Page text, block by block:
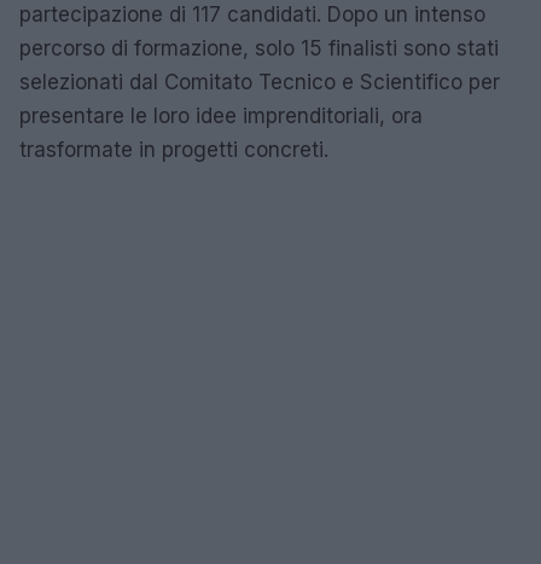
partecipazione di 117 candidati. Dopo un intenso
percorso di formazione, solo 15 finalisti sono stati
selezionati dal Comitato Tecnico e Scientifico per
presentare le loro idee imprenditoriali, ora
trasformate in progetti concreti.